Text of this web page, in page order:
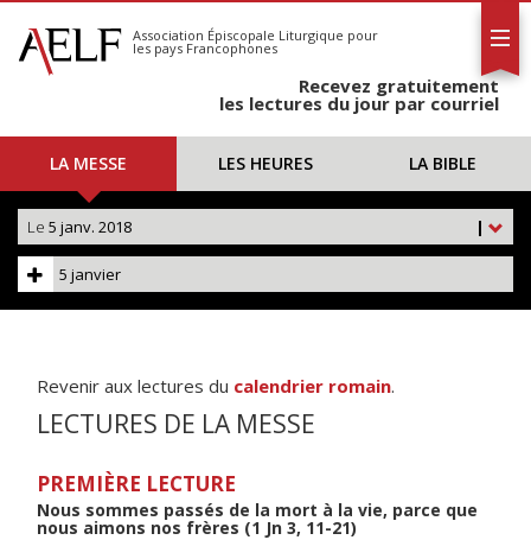
S'abonner
Calendrier
Association Épiscopale Liturgique pour
les pays Francophones
Recevez gratuitement
les lectures du jour par courriel
LA MESSE LES HEURES LA BIBLE
|
Le 5 janv. 2018
5 janvier
Revenir aux lectures du calendrier romain.
LECTURES DE LA MESSE
PREMIÈRE LECTURE
Nous sommes passés de la mort à la vie, parce que
nous aimons nos frères (1 Jn 3, 11-21)